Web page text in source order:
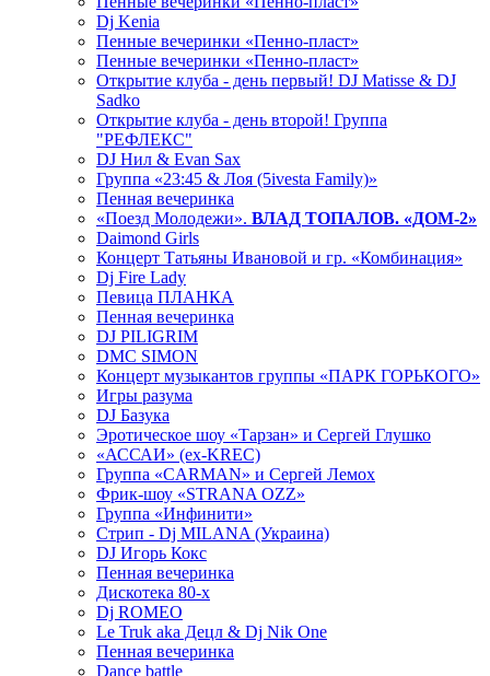
Dj Kenia
Пенные вечеринки «Пенно-пласт»
Пенные вечеринки «Пенно-пласт»
Открытие клуба - день первый! DJ Matisse & DJ
Sadko
Открытие клуба - день второй! Группа
"РЕФЛЕКС"
DJ Нил & Evan Sax
Группа «23:45 & Лоя (5ivesta Family)»
Пенная вечеринка
«Поезд Молодежи». ВЛАД ТОПАЛОВ. «ДОМ-2»
Daimond Girls
Концерт Татьяны Ивановой и гр. «Комбинация»
Dj Fire Lady
Певица ПЛАНКА
Пенная вечеринка
DJ PILIGRIM
DMC SIMON
Концерт музыкантов группы «ПАРК ГОРЬКОГО»
Игры разума
DJ Базука
Эротическое шоу «Тарзан» и Сергей Глушко
«АССАИ» (ex-KREC)
Группа «CARMAN» и Сергей Лемох
Фрик-шоу «STRANA OZZ»
Группа «Инфинити»
Стрип - Dj MILANA (Украина)
DJ Игорь Кокс
Пенная вечеринка
Дискотека 80-х
Dj ROMEO
Le Truk aka Децл & Dj Nik One
Пенная вечеринка
Dance battle